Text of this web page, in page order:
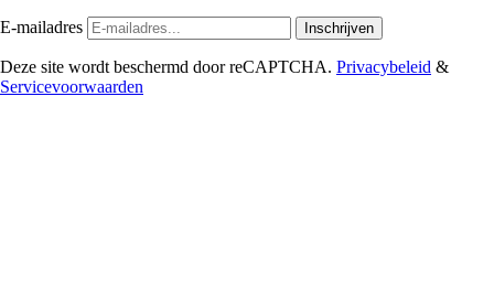
E-mailadres Inschrijven
Deze site wordt beschermd door reCAPTCHA. Privacybeleid &
Servicevoorwaarden